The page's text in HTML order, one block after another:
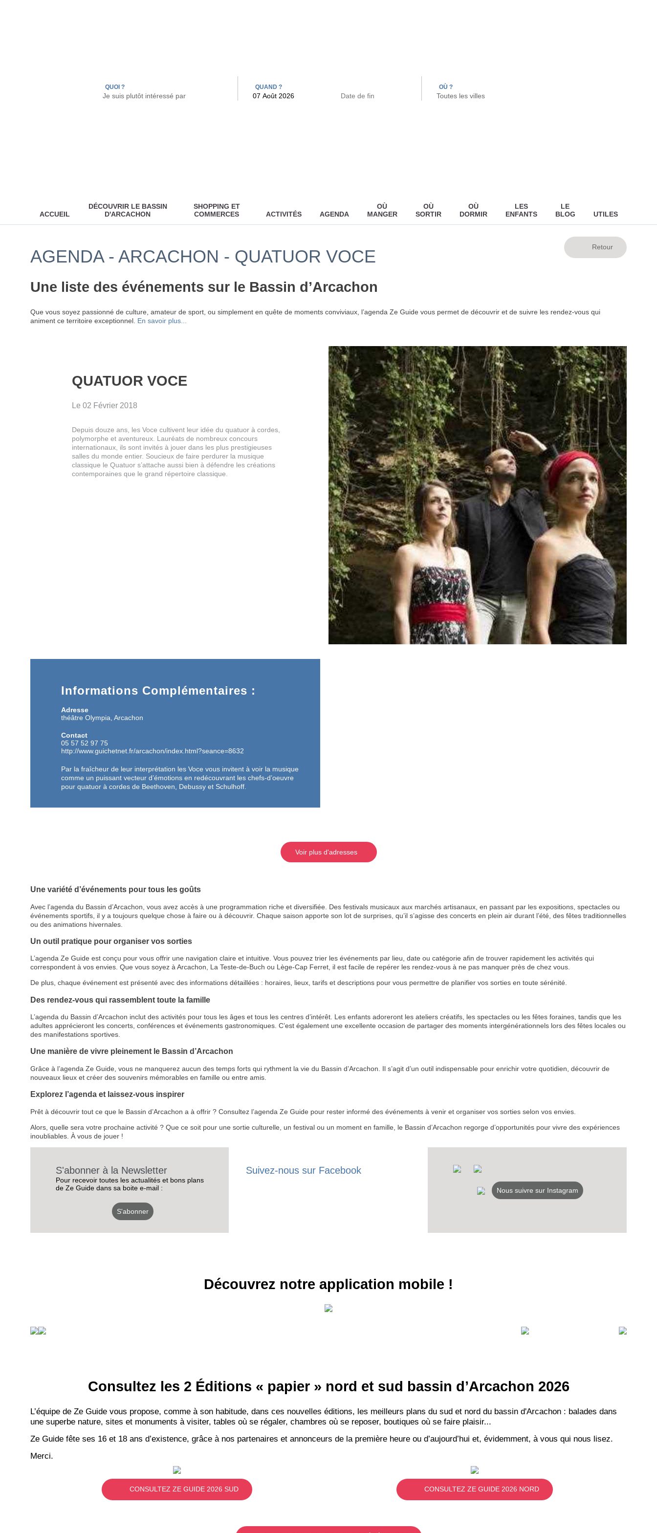
RECEVEZ
LES
INSCRIPTION NEWSLETTER
QUOI ? QUAND ? OÙ ?
ACCUEIL
DÉCOUVRIR LE BASSIN
D'ARCACHON
SHOPPING ET
COMMERCES
ACTIVITÉS AGENDA
OÙ
MANGER
OÙ
SORTIR
OÙ
DORMIR
LES
ENFANTS
LE
BLOG
UTILES
AGENDA - ARCACHON - QUATUOR VOCE
Une liste des événements sur le Bassin d’Arcachon
Que vous soyez passionné de culture, amateur de sport, ou simplement en quête de moments conviviaux, l’agenda Ze Guide vous permet de découvrir et de suivre les rendez-vous qui
animent ce territoire exceptionnel. En savoir plus...
QUATUOR VOCE
Le 02 Février 2018
Depuis douze ans, les Voce cultivent leur idée du quatuor à cordes,
polymorphe et aventureux. Lauréats de nombreux concours
internationaux, ils sont invités à jouer dans les plus prestigieuses
salles du monde entier. Soucieux de faire perdurer la musique
classique le Quatuor s’attache aussi bien à défendre les créations
contemporaines que le grand répertoire classique.
Informations Complémentaires :
Adresse
théâtre Olympia, Arcachon
Contact
05 57 52 97 75
http://www.guichetnet.fr/arcachon/index.html?seance=8632
Par la fraîcheur de leur interprétation les Voce vous invitent à voir la musique
comme un puissant vecteur d’émotions en redécouvrant les chefs-d’oeuvre
pour quatuor à cordes de Beethoven, Debussy et Schulhoff.
Voir plus d'adresses
Une variété d’événements pour tous les goûts
Avec l’agenda du Bassin d’Arcachon, vous avez accès à une programmation riche et diversifiée. Des festivals musicaux aux marchés artisanaux, en passant par les expositions, spectacles ou
événements sportifs, il y a toujours quelque chose à faire ou à découvrir. Chaque saison apporte son lot de surprises, qu’il s’agisse des concerts en plein air durant l’été, des fêtes traditionnelles
ou des animations hivernales.
Un outil pratique pour organiser vos sorties
L’agenda Ze Guide est conçu pour vous offrir une navigation claire et intuitive. Vous pouvez trier les événements par lieu, date ou catégorie afin de trouver rapidement les activités qui
correspondent à vos envies. Que vous soyez à Arcachon, La Teste-de-Buch ou Lège-Cap Ferret, il est facile de repérer les rendez-vous à ne pas manquer près de chez vous.
De plus, chaque événement est présenté avec des informations détaillées : horaires, lieux, tarifs et descriptions pour vous permettre de planifier vos sorties en toute sérénité.
Des rendez-vous qui rassemblent toute la famille
L’agenda du Bassin d’Arcachon inclut des activités pour tous les âges et tous les centres d’intérêt. Les enfants adoreront les ateliers créatifs, les spectacles ou les fêtes foraines, tandis que les
adultes apprécieront les concerts, conférences et événements gastronomiques. C’est également une excellente occasion de partager des moments intergénérationnels lors des fêtes locales ou
des manifestations sportives.
Une manière de vivre pleinement le Bassin d’Arcachon
Grâce à l’agenda Ze Guide, vous ne manquerez aucun des temps forts qui rythment la vie du Bassin d’Arcachon. Il s’agit d’un outil indispensable pour enrichir votre quotidien, découvrir de
nouveaux lieux et créer des souvenirs mémorables en famille ou entre amis.
Explorez l’agenda et laissez-vous inspirer
Prêt à découvrir tout ce que le Bassin d’Arcachon a à offrir ? Consultez l’agenda Ze Guide pour rester informé des événements à venir et organiser vos sorties selon vos envies.
Alors, quelle sera votre prochaine activité ? Que ce soit pour une sortie culturelle, un festival ou un moment en famille, le Bassin d’Arcachon regorge d’opportunités pour vivre des expériences
inoubliables. À vous de jouer !
S'abonner à la Newsletter
Pour recevoir toutes les actualités et bons plans
de Ze Guide dans sa boite e-mail :
S'abonner
Suivez-nous sur Facebook
Nous suivre sur Instagram
Découvrez notre application mobile !
Consultez les 2 Éditions « papier » nord et sud bassin d’Arcachon 2026
L’équipe de Ze Guide vous propose, comme à son habitude, dans ces nouvelles éditions, les meilleurs plans du sud et nord du bassin d'Arcachon : balades dans
une superbe nature, sites et monuments à visiter, tables où se régaler, chambres où se reposer, boutiques où se faire plaisir...
Ze Guide fête ses 16 et 18 ans d’existence, grâce à nos partenaires et annonceurs de la première heure ou d’aujourd’hui et, évidemment, à vous qui nous lisez.
Merci.
CONSULTEZ ZE GUIDE 2026 SUD CONSULTEZ ZE GUIDE 2026 NORD